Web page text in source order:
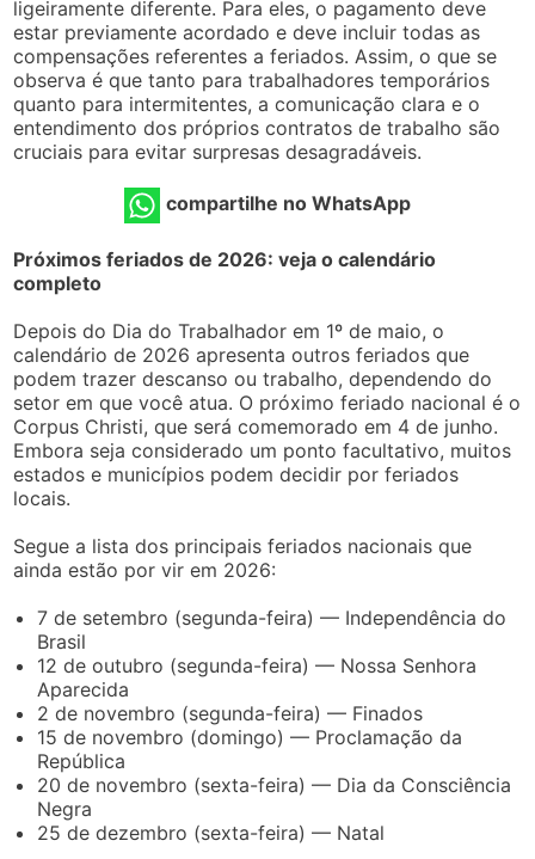
ligeiramente diferente. Para eles, o pagamento deve
estar previamente acordado e deve incluir todas as
compensações referentes a feriados. Assim, o que se
observa é que tanto para trabalhadores temporários
quanto para intermitentes, a comunicação clara e o
entendimento dos próprios contratos de trabalho são
cruciais para evitar surpresas desagradáveis.
compartilhe no WhatsApp
Próximos feriados de 2026: veja o calendário
completo
Depois do Dia do Trabalhador em 1º de maio, o
calendário de 2026 apresenta outros feriados que
podem trazer descanso ou trabalho, dependendo do
setor em que você atua. O próximo feriado nacional é o
Corpus Christi, que será comemorado em 4 de junho.
Embora seja considerado um ponto facultativo, muitos
estados e municípios podem decidir por feriados
locais.
Segue a lista dos principais feriados nacionais que
ainda estão por vir em 2026:
7 de setembro (segunda-feira) — Independência do
Brasil
12 de outubro (segunda-feira) — Nossa Senhora
Aparecida
2 de novembro (segunda-feira) — Finados
15 de novembro (domingo) — Proclamação da
República
20 de novembro (sexta-feira) — Dia da Consciência
Negra
25 de dezembro (sexta-feira) — Natal